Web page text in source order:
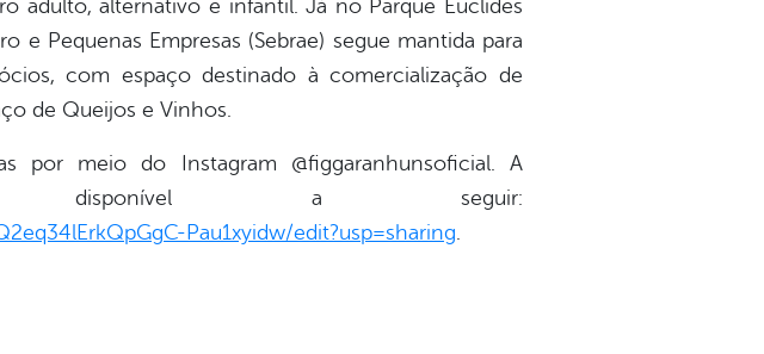
adulto, alternativo e infantil. Já no Parque Euclides
e Pequenas Empresas (Sebrae) segue mantida para
com espaço destinado à comercialização de
de Queijos e Vinhos.
por meio do Instagram @figgaranhunsoficial. A
disponível a seguir:
Pau1xyidw/edit?usp=sharing.